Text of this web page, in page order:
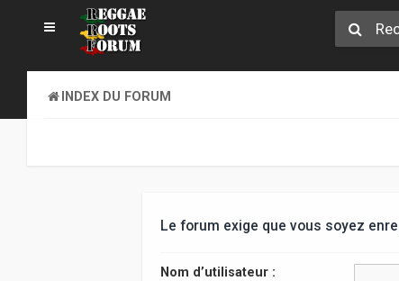
INDEX DU FORUM
Le forum exige que vous soyez
Nom d’utilisateur :